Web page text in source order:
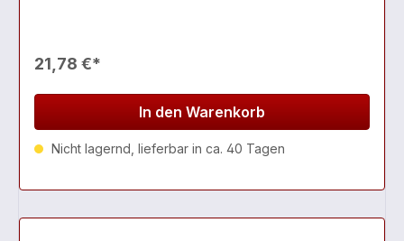
21,78 €*
In den Warenkorb
Nicht lagernd, lieferbar in ca. 40 Tagen